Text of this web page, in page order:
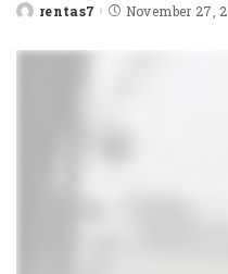
Postedrentas7 November 27,